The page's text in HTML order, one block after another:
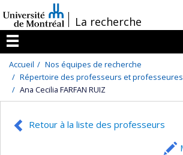
au
contenu
/La recherche
Menu
Accueil
Nos équipes de recherche
Répertoire des professeurs et professeures
Ana Cecilia FARFAN RUIZ
Retour à la liste des professeurs